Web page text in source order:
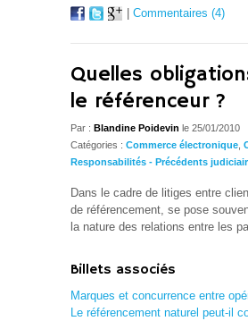
Commentaires (4)
Quelles
le référenceur ?
Par : Blandine Poidevin le 25/01/2010
Catégories : Commerce électronique
Responsabilités - Précédents
Dans le cadre de litiges entre
de référencement, se pose
la nature des relations entre les
Billets associés
Marques et concurrence entre
Le référencement naturel peut-il